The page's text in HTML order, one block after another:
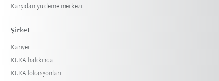
Karşıdan yükleme merkezi
Şirket
Kariyer
KUKA hakkında
KUKA lokasyonları